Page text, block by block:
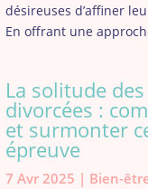
désireuses d’affiner
En offrant une
La solitude
divorcées :
et surmonter
épreuve
7 Avr 2025 | Bien-